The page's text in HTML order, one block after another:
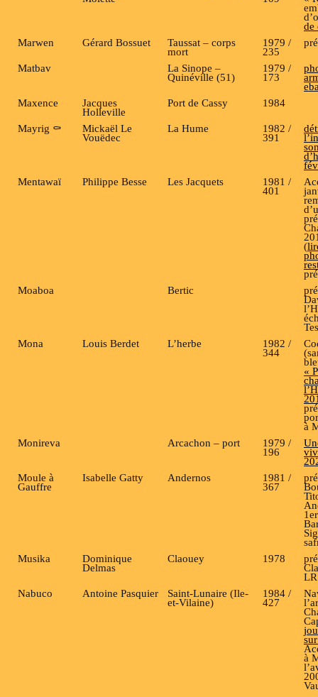
de
Marwen
Gérard Bossuet Taussat – corps
mort
1979 /
235
Matbav La Sinope –
Quinéville (51)
1979 /
173
Maxence
Jacques
Holleville
Port de Cassy 1984
Mayrig ⚰️ Mickaël Le
Vouëdec
La Hume 1982 /
391
Mentawaï
Philippe Besse Les Jacquets 1981 /
401
(
Moaboa
Bertic
Mona
Louis Berdet L’herbe 1982 /
344
«
à
Monireva
Arcachon – port 1979 /
196
Moule à
Gauffre
Isabelle Gatty Andernos 1981 /
367
Musika
Dominique
Delmas
Claouey 1978
LR
Nabuco
Antoine Pasquier Saint-Lunaire (Ile-
et-Vilaine)
1984 /
427
à